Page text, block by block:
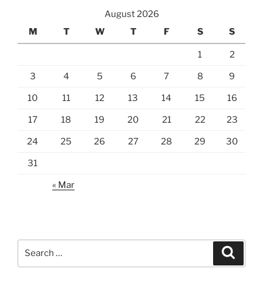
August 2026
M
T W T F S S
1 2
3 4 5 6 7 8 9
10 11 12 13 14 15 16
17 18 19 20 21 22 23
24 25 26 27 28 29 30
31
« Mar